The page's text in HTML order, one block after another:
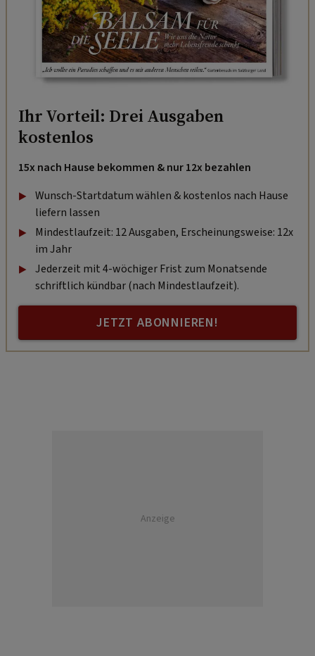
Ihr Vorteil: Drei Ausgaben
kostenlos
15x nach Hause bekommen & nur 12x bezahlen
Wunsch-Startdatum wählen & kostenlos nach Hause
liefern lassen
Mindestlaufzeit: 12 Ausgaben, Erscheinungsweise: 12x
im Jahr
Jederzeit mit 4-wöchiger Frist zum Monatsende
schriftlich kündbar (nach Mindestlaufzeit).
JETZT ABONNIEREN!
Anzeige